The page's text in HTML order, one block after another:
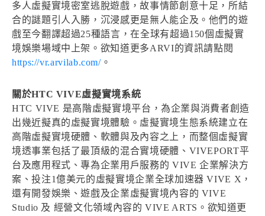
多人虛擬實境密室逃脫遊戲，故事情節創意十足，所結
合的謎題引人入勝，沉浸感更是無人能企及。他們的遊
戲至今翻譯超過25種語言，在全球有超過150個虛擬實
境娛樂場域中上架。欲知道更多ARVI的資訊請點閱
https://vr.arvilab.com/。
關於HTC VIVE虛擬實境系統
HTC VIVE 是高階虛擬實境平台，為企業與消費者創造
出幾近擬真的虛擬實境體驗。虛擬實境生態系統建立在
高階虛擬實境硬體、軟體與及內容之上，而整個虛擬實
境透事業包括了最頂級的混合實境硬體、VIVEPORT平
台及應用程式、專為企業用戶服務的 VIVE 企業解決方
案、投注1億美元的虛擬實境企業全球加速器 VIVE X，
還有開發娛樂、遊戲及企業虛擬實境內容的 VIVE
Studio 及 經營文化領域內容的 VIVE ARTS。欲知道更